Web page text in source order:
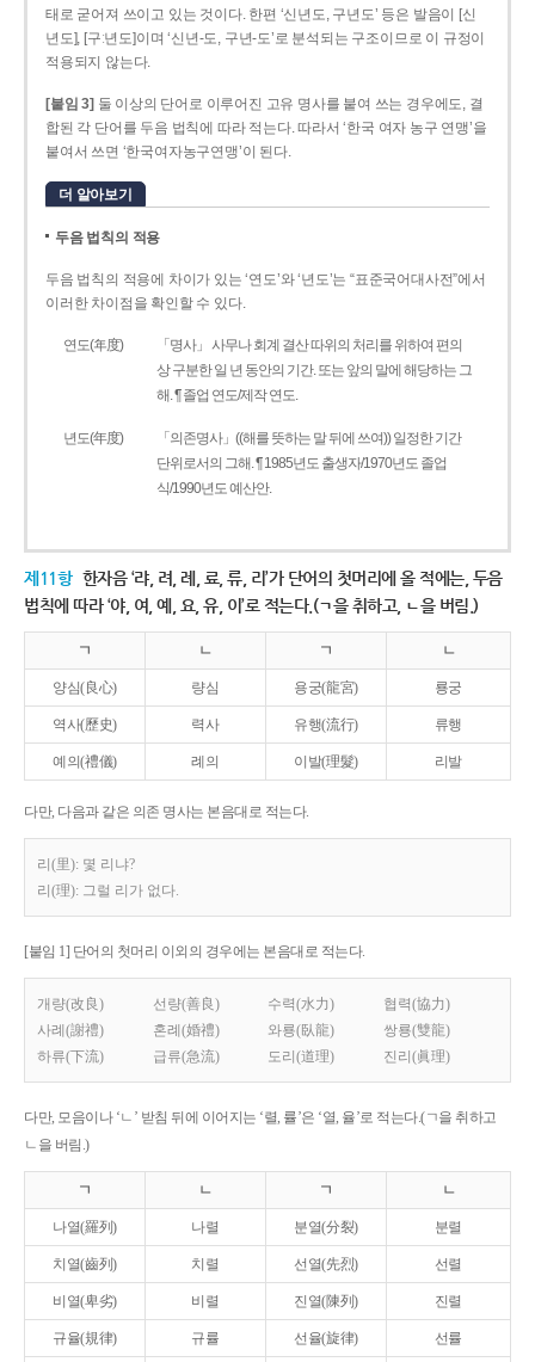
태로 굳어져 쓰이고 있는 것이다. 한편 ‘신년도, 구년도’ 등은 발음이 [신
년도], [구ː년도]이며 ‘신년­-도, 구년-­도’로 분석되는 구조이므로 이 규정이
적용되지 않는다.
[붙임 3] 둘 이상의 단어로 이루어진 고유 명사를 붙여 쓰는 경우에도, 결
합된 각 단어를 두음 법칙에 따라 적는다. 따라서 ‘한국 여자 농구 연맹’을
붙여서 쓰면 ‘한국여자농구연맹’이 된다.
더 알아보기
두음 법칙의 적용
두음 법칙의 적용에 차이가 있는 ‘연도’와 ‘년도’는 “표준국어대사전”에서
이러한 차이점을 확인할 수 있다.
연도(年度)
「명사」 사무나 회계 결산 따위의 처리를 위하여 편의
상 구분한 일 년 동안의 기간. 또는 앞의 말에 해당하는 그
해. ¶ 졸업 연도/제작 연도.
년도(年度)
「의존명사」((해를 뜻하는 말 뒤에 쓰여)) 일정한 기간
단위로서의 그해. ¶ 1985년도 출생자/1970년도 졸업
식/1990년도 예산안.
제11항 한자음 ‘랴, 려, 례, 료, 류, 리’가 단어의 첫머리에 올 적에는, 두음
법칙에 따라 ‘야, 여, 예, 요, 유, 이’로 적는다.(ㄱ을 취하고, ㄴ을 버림.)
ㄱ ㄴ ㄱ ㄴ
양심(良心) 량심 용궁(龍宮) 룡궁
역사(歷史) 력사 유행(流行) 류행
예의(禮儀) 례의 이발(理髮) 리발
다만, 다음과 같은 의존 명사는 본음대로 적는다.
리(里): 몇 리냐?
리(理): 그럴 리가 없다.
[붙임 1] 단어의 첫머리 이외의 경우에는 본음대로 적는다.
개량(改良) 선량(善良) 수력(水力)
협력(協力)
사례(謝禮)
혼례(婚禮) 와룡(臥龍)
쌍룡(雙龍)
하류(下流)
급류(急流) 도리(道理) 진리(眞理)
다만, 모음이나 ‘ㄴ’ 받침 뒤에 이어지는 ‘렬, 률’은 ‘열, 율’로 적는다.(ㄱ을 취하고
ㄴ을 버림.)
ㄱ ㄴ ㄱ ㄴ
나열(羅列) 나렬 분열(分裂) 분렬
치열(齒列) 치렬 선열(先烈) 선렬
비열(卑劣) 비렬 진열(陳列) 진렬
규율(規律) 규률 선율(旋律) 선률